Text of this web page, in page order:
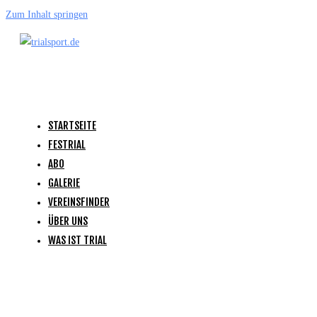
Zum Inhalt springen
STARTSEITE
FESTRIAL
ABO
GALERIE
VEREINSFINDER
ÜBER UNS
WAS IST TRIAL